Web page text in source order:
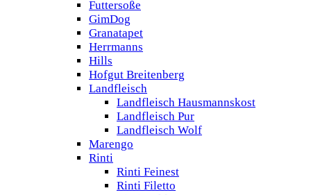
Futtersoße
GimDog
Granatapet
Herrmanns
Hills
Hofgut Breitenberg
Landfleisch
Landfleisch Hausmannskost
Landfleisch Pur
Landfleisch Wolf
Marengo
Rinti
Rinti Feinest
Rinti Filetto